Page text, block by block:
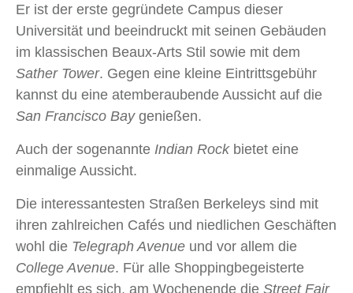
Er ist der erste gegründete Campus dieser
Universität und beeindruckt mit seinen Gebäuden
im klassischen Beaux-Arts Stil sowie mit dem
Sather Tower. Gegen eine kleine Eintrittsgebühr
kannst du eine atemberaubende Aussicht auf die
San Francisco Baygenießen.
Auch der sogenannte Indian Rockbietet eine
einmalige Aussicht.
Die interessantesten Straßen Berkeleys sind mit
ihren zahlreichen Cafés und niedlichen Geschäften
wohl die Telegraph Avenue und vor allem die
College Avenue. Für alle Shoppingbegeisterte
empfiehlt es sich, am Wochenende die Street Fair